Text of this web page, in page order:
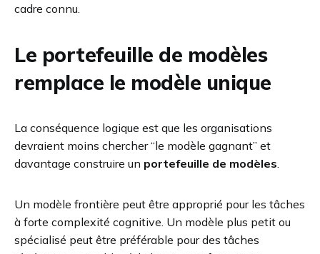
cadre connu.
Le portefeuille de modèles
remplace le modèle unique
La conséquence logique est que les organisations
devraient moins chercher “le modèle gagnant” et
davantage construire un portefeuille de modèles.
Un modèle frontière peut être approprié pour les tâches
à forte complexité cognitive. Un modèle plus petit ou
spécialisé peut être préférable pour des tâches